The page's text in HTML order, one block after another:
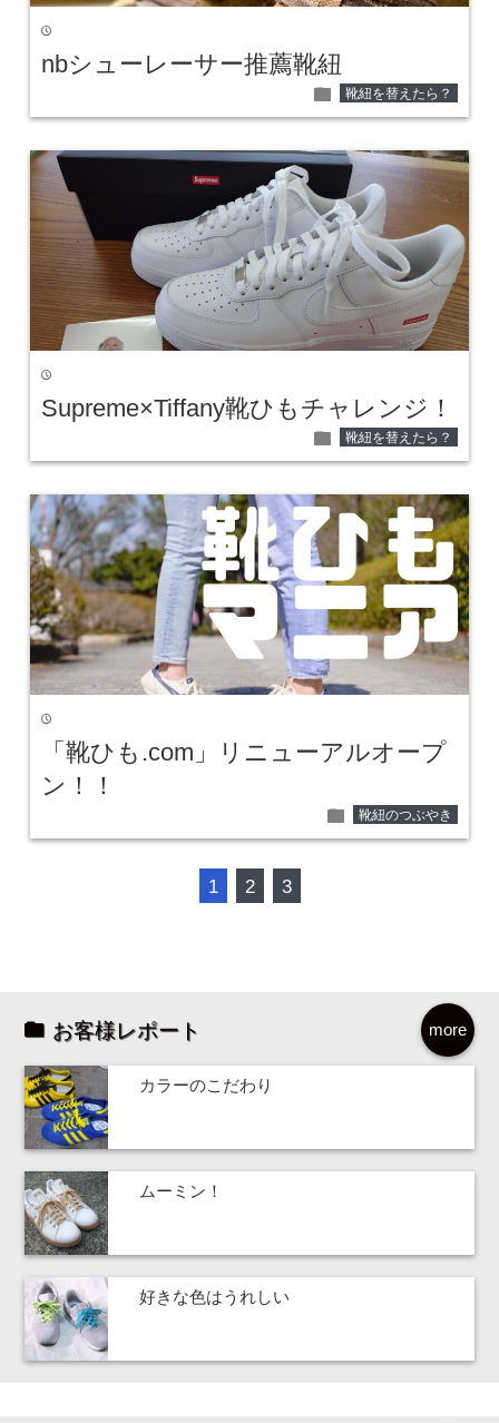
time
nbシューレーサー推薦靴紐
folder 靴紐を替えたら？
time
Supreme×Tiffany靴ひもチャレンジ！
folder 靴紐を替えたら？
time
「靴ひも.com」リニューアルオープ
ン！！
folder 靴紐のつぶやき
1 2 3
more
お客様レポート
カラーのこだわり
ムーミン！
好きな色はうれしい